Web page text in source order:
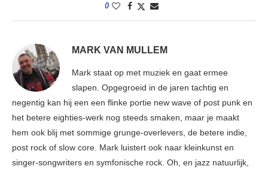
0
MARK VAN MULLEM
Mark staat op met muziek en gaat ermee
slapen. Opgegroeid in de jaren tachtig en
negentig kan hij een een flinke portie new wave of post punk en
het betere eighties-werk nog steeds smaken, maar je maakt
hem ook blij met sommige grunge-overlevers, de betere indie,
post rock of slow core. Mark luistert ook naar kleinkunst en
singer-songwriters en symfonische rock. Oh, en jazz natuurlijk,